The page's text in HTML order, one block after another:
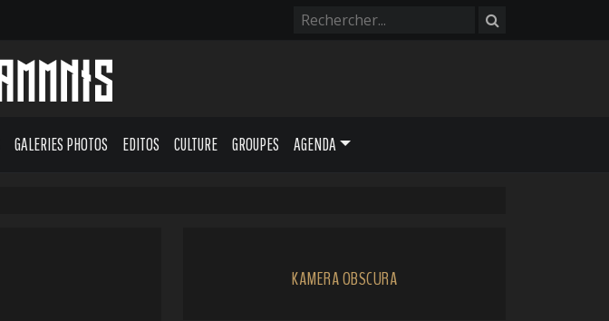
GALERIES PHOTOS EDITOS CULTURE GROUPES AGENDA
KAMERA OBSCURA